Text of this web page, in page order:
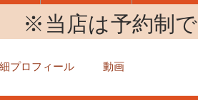
​※当店は予約制
プロフィール 動画